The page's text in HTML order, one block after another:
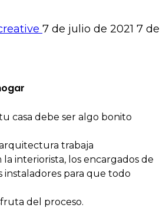
7 de julio de 2021 7 de
casa debe ser algo bonito
trabaja
interiorista, los encargados de
instaladores para que todo
del proceso.